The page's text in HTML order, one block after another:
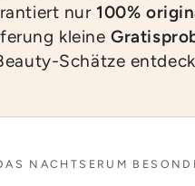
nur 100%
kleine
Schätze
NACHTSERUM